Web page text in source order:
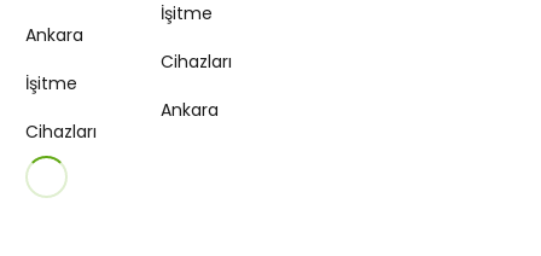
Ankara
İşitme
Cihazları
İşitme
Cihazları
Ankara